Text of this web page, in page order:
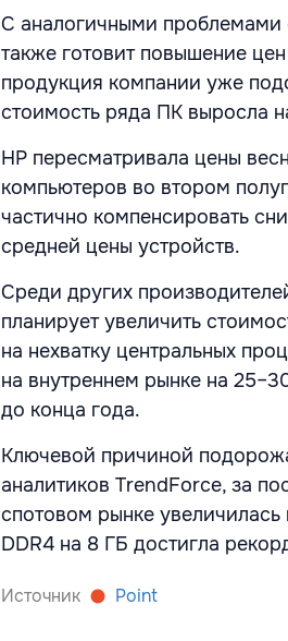
С аналогичными проблемами
также готовит повышение
продукция компании уже
стоимость ряда ПК выросла
HP пересматривала цены
компьютеров во втором
частично компенсировать
средней цены устройств.
Среди других
планирует увеличить
на нехватку центральных
на внутреннем рынке на
до конца года.
Ключевой причиной
аналитиков TrendForce, за
спотовом рынке
DDR4 на 8 ГБ достигла
Источник Point